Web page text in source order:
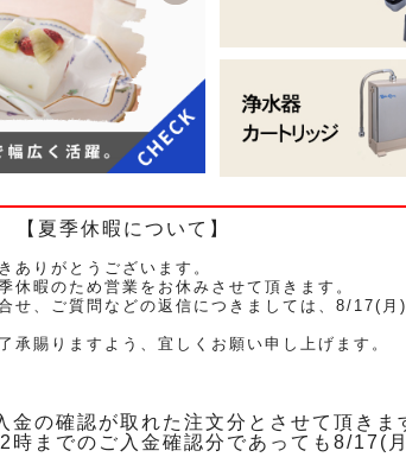
【夏季休暇について】
ありがとうございます。
休暇のため営業をお休みさせて頂きます。
せ、ご質問などの返信につきましては、8/17(月
承賜りますよう、宜しくお願い申し上げます。
の確認が取れた注文分とさせて頂きま
までのご入金確認分であっても8/17(